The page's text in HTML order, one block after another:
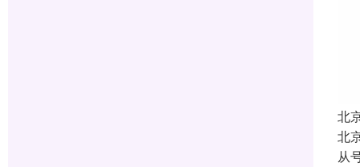
北
北
从